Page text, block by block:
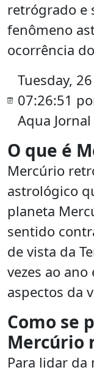
retrógrado e
fenômeno
ocorrência
Tuesday,
07:26:51
Aqua Jornal
O que é
Mercúrio
astrológico
planeta
sentido
de vista da
vezes ao
aspectos da
Como se
Mercúrio
Para lidar